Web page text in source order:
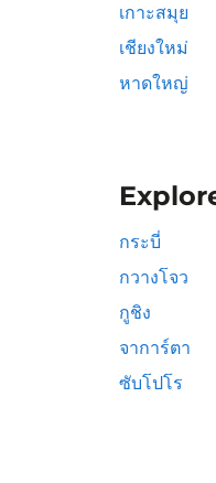
เกาะสมุย
เชียงใหม่
หาดใหญ่
กระบี่
กวางโจว
กูชิง
จาการ์ตา
ซับโปโร